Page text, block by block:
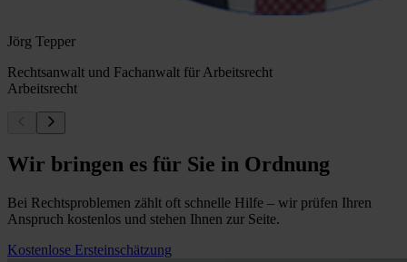
Jörg Tepper
Rechtsanwalt und Fachanwalt für Arbeitsrecht
Arbeitsrecht
Wir bringen es für Sie in Ordnung
Bei Rechtsproblemen zählt oft schnelle Hilfe – wir prüfen Ihren
Anspruch kostenlos und stehen Ihnen zur Seite.
Kostenlose Ersteinschätzung